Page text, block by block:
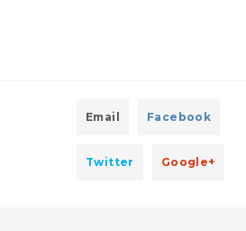
Email Facebook
Twitter Google+